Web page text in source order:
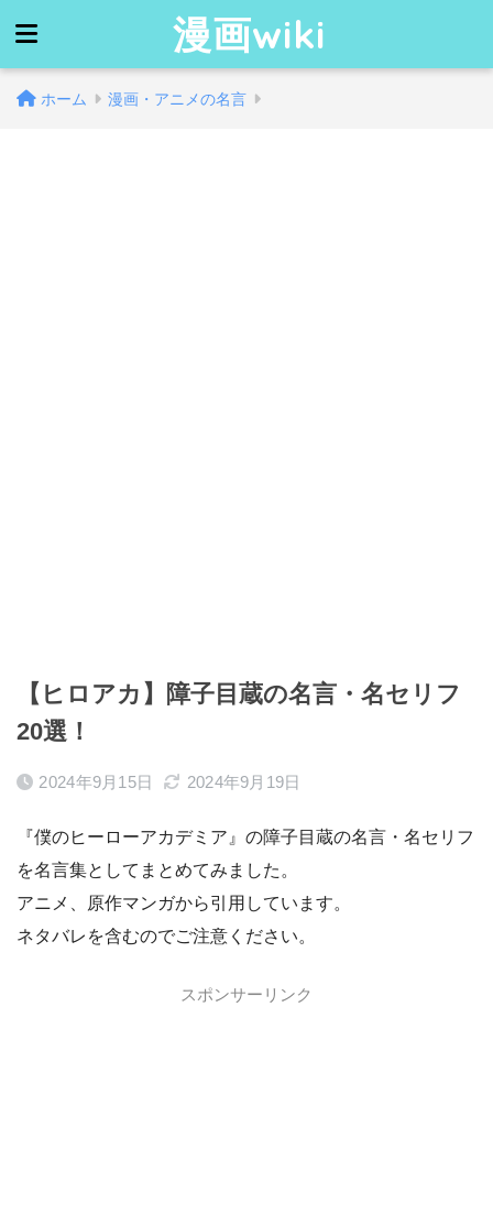
漫画wiki
ホーム 漫画・アニメの名言
【ヒロアカ】障子目蔵の名言・名セリフ
20選！
2024年9月15日 2024年9月19日
『僕のヒーローアカデミア』の障子目蔵の名言・名セリフ
を名言集としてまとめてみました。
アニメ、原作マンガから引用しています。
ネタバレを含むのでご注意ください。
スポンサーリンク